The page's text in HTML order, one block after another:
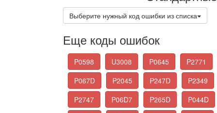
Выберите нужный код ошибки из списка
Еще коды ошибок
P0598 U3008 P0645
P2771
P067D
P2045 P247D
P2349
P2747
P06D7 P265D
P044D